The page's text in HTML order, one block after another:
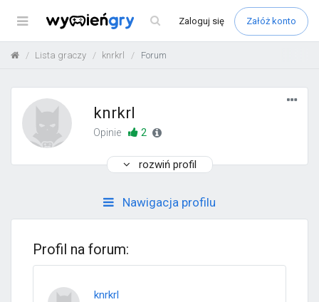
Menu Zaloguj się Załóż konto
Lista graczy knrkrl Forum
knrkrl
Opinie 2
rozwiń profil
Nawigacja profilu
Profil na forum:
knrkrl